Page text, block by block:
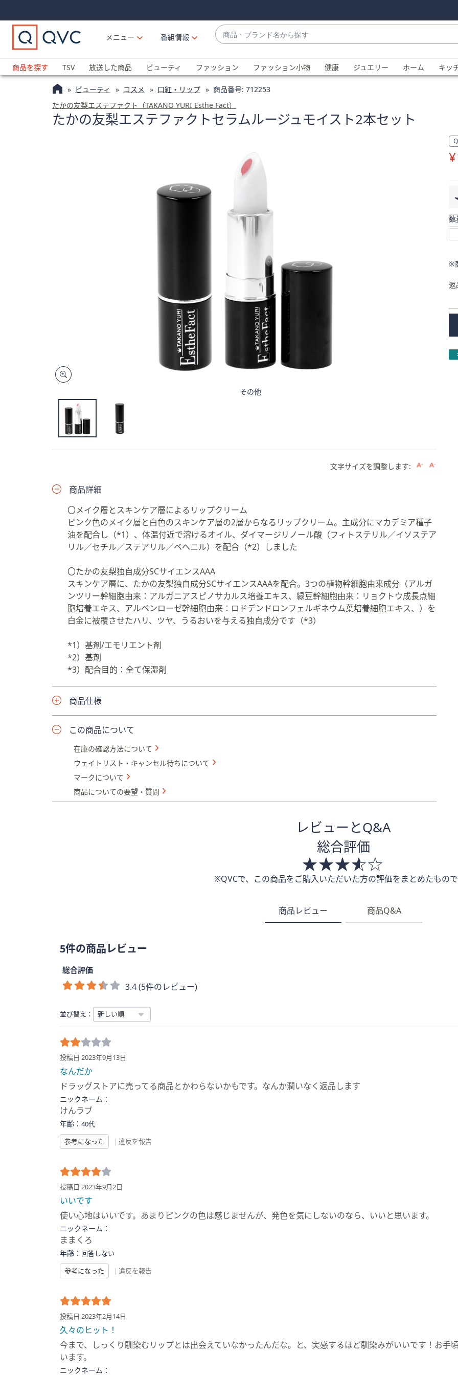
Links
Links2
メニュー
番組情報
商
品・
ラ
ン
ド
名
か
補
が
利
可
能
閲
覧
で
き
ま
商品を探す TSV 放送した商品 ビューティ ファッション ファッション小物 健康 ジュエリー ホーム キッ
ビューティ コスメ 口紅・リップ 商品番号: 712253
たかの友梨エステファクト（TAKANO YURI Esthe Fact）
たかの友梨エステファクトセラムルージュモイスト2本セット
その他
数
※
返
文字サイズを調整します:
商品詳細
〇メイク層とスキンケア層によるリップクリーム
ピンク色のメイク層と白色のスキンケア層の2層からなるリップクリーム。主成分にマカデミア種子
油を配合し（*1）、体温付近で溶けるオイル、ダイマージリノール酸（フィトステリル／イソステア
リル／セチル／ステアリル／ベヘニル）を配合（*2）しました
〇たかの友梨独自成分SCサイエンスAAA
スキンケア層に、たかの友梨独自成分SCサイエンスAAAを配合。3つの植物幹細胞由来成分（アルガ
ンツリー幹細胞由来：アルガニアスピノサカルス培養エキス、緑豆幹細胞由来：リョクトウ成長点細
胞培養エキス、アルペンローゼ幹細胞由来：ロドデンドロンフェルギネウム葉培養細胞エキス、）を
白金に被覆させたハリ、ツヤ、うるおいを与える独自成分です（*3）
*1）基剤/エモリエント剤
*2）基剤
*3）配合目的：全て保湿剤
商品仕様
この商品について
在庫の確認方法について
ウェイトリスト・キャンセル待ちについて
マークについて
商品についての要望・質問
レビューとQ&A
総合評価
※QVCで、この商品をご購入いただいた方の評価をまとめたもの
商品レビュー 商品Q&A
5件の商品レビュー
総合評価
3.4 (5件のレビュー)
並び替え：
投稿日 2023年9月13日
なんだか
ドラッグストアに売ってる商品とかわらないかもです。なんか潤いなく返品します
ニックネーム：
けんラブ
年齢： 40代
参考になった
| 違反を報告
投稿日 2023年9月2日
いいです
使い心地はいいです。あまりピンクの色は感じませんが、発色を気にしないのなら、いいと思います。
ニックネーム：
ままくろ
年齢： 回答しない
参考になった
| 違反を報告
投稿日 2023年2月14日
久々のヒット！
今まで、しっくり馴染むリップとは出会えていなかったんだな。と、実感するほど馴染みがいいです！お手
います。
ニックネーム：